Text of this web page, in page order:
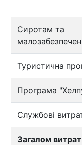
Сиротам та
Туристична
Програма
Службові
Загалом